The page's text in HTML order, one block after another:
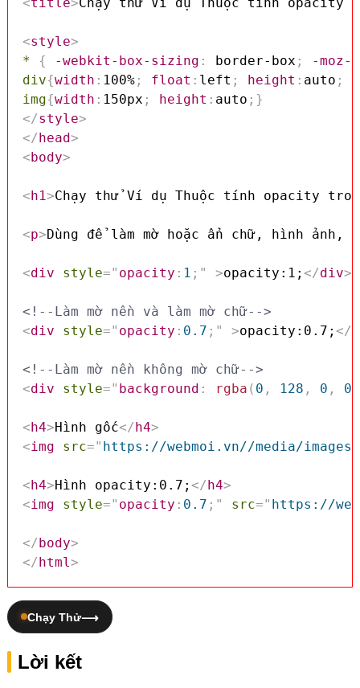
<style>
*
{ -webkit-box-sizing : border-box ;
-moz-
div{width : 100%; float : left ; height : auto ;
img{width : 150px ; height : auto ; }
</style>
</head>
<body>
<h1>Chạy thử Ví dụ Thuộc tính opacity
<p>Dùng để làm mờ hoặc ẩn chữ, hình
<div style=" opacity : 1 ; " >opacity:1; </div>
<!--Làm mờ nền và làm mờ chữ-->
<div style=" opacity : 0.7 ; " >opacity:0.7; </
<!--Làm mờ nền không mờ chữ-->
<div style=" background : rgba ( 0 , 128 , 0 ,
<h4>Hình gốc</h4>
<img src=" https://webmoi.vn//media/
<h4>Hình opacity:0.7; </h4>
<img style=" opacity : 0.7 ; " src=" https://
</body>
</html>
Chạy Thử
Lời kết